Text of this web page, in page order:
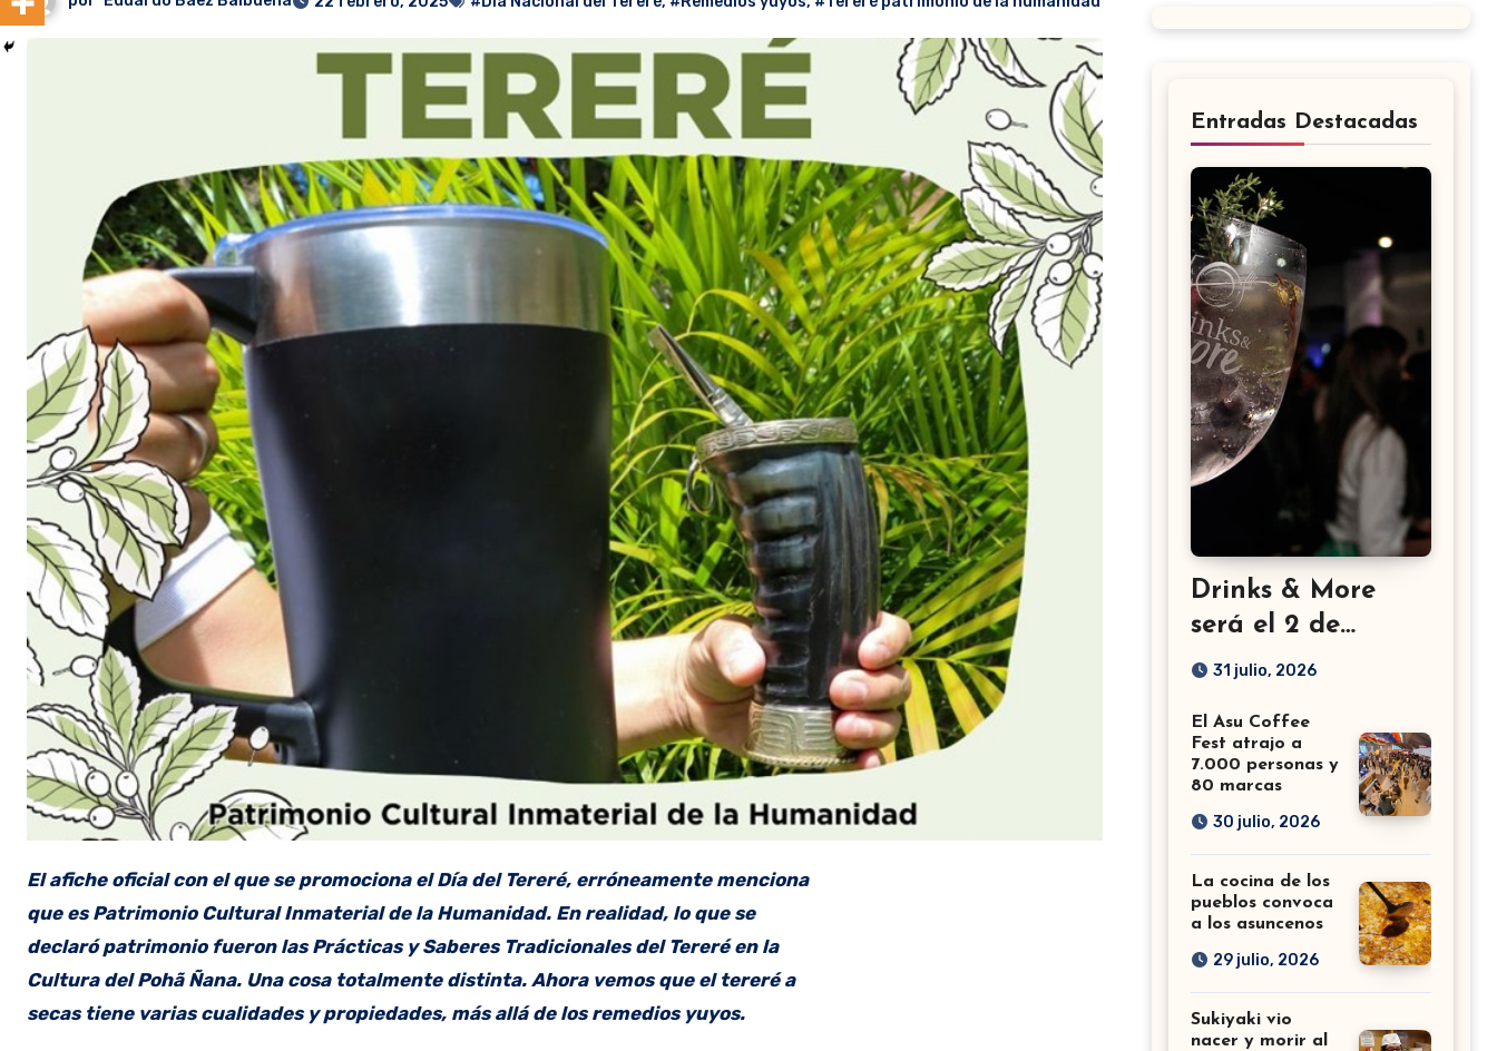
El afiche oficial con el que se promociona el Día del Tereré, erróneamente menciona
que es Patrimonio Cultural Inmaterial de la Humanidad. En realidad, lo que se
declaró patrimonio fueron las Prácticas y Saberes Tradicionales del Tereré en la
Cultura del Pohã Ñana. Una cosa totalmente distinta. Ahora vemos que el tereré a
secas tiene varias cualidades y propiedades, más allá de los remedios yuyos.
Entradas Destacadas
Drinks & More
será el 2 de
setiembre en el
31 julio, 2026
El Asu Coffee
Fest atrajo a
7.000 personas y
80 marcas
30 julio, 2026
La cocina de los
pueblos convoca
a los asuncenos
29 julio, 2026
Sukiyaki vio
nacer y morir al